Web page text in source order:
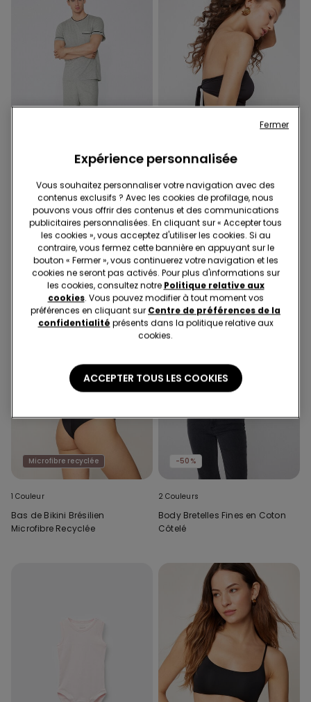
3 Couleurs
Pyjama Court en Coton
Passepoilé
-42%
1 Couleur
Maillot de Bain Une Pièce
Bandeau avec Fronces
Microfibre Recyclée
Microfibre recyclée
1 Couleur
Bas de Bikini Brésilien
Microfibre Recyclée
-50%
2 Couleurs
Body Bretelles Fines en Coton
Côtelé
Expérience personnalisée
Vous souhaitez personnaliser votre navigation avec des
contenus exclusifs ? Avec les cookies de profilage, nous
pouvons vous offrir des contenus et des communications
publicitaires personnalisées. En cliquant sur « Accepter tous
les cookies », vous acceptez d'utiliser les cookies. Si au
contraire, vous fermez cette bannière en appuyant sur le
bouton « Fermer », vous continuerez votre navigation et les
cookies ne seront pas activés. Pour plus d'informations sur
les cookies, consultez notre Politique relative aux
cookies. Vous pouvez modifier à tout moment vos
préférences en cliquant sur Centre de préférences de la
confidentialité présents dans la politique relative aux
cookies.
ACCEPTER TOUS LES COOKIES
Fermer